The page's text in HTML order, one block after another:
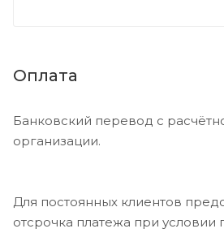
Оплата
Банковский перевод с
организации.
Для постоянных клиентов
отсрочка платежа при условии